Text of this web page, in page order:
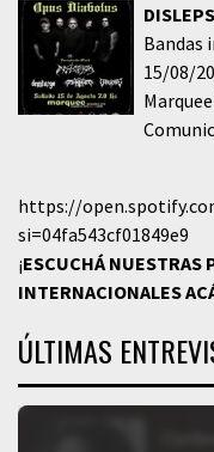
Bandas
15/08/
https://
si=04fa543cf01849e9
¡ESCUCHÁ NUESTRAS
INTERNACIONALES
ÚLTIMAS